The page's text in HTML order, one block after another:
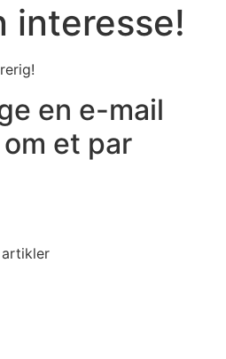
interesse!
en e-mail
et par